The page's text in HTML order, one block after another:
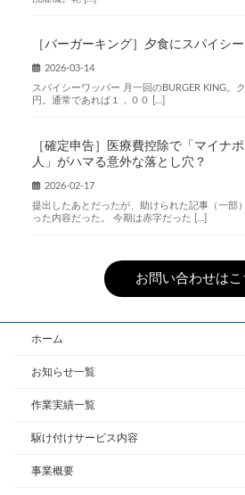
［バーガーキング］夕食にスパイシ
2026-03-14
スパイシーワッパー 月一回のBURGER KING。
円。通常であれば１，００ […]
［確定申告］医療費控除で「マイナ
人」がハマる意外な落とし穴？
2026-02-17
提出したあとだったが、助けられた記事（一部
った内容だった。 今期は赤字だった […]
お問い合わせはこ
ホーム
お知らせ一覧
作業実績一覧
駆け付けサービス内容
事業概要